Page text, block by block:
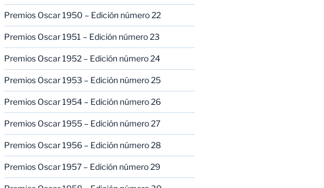
Premios Oscar 1950 – Edición número 22
Premios Oscar 1951 – Edición número 23
Premios Oscar 1952 – Edición número 24
Premios Oscar 1953 – Edición número 25
Premios Oscar 1954 – Edición número 26
Premios Oscar 1955 – Edición número 27
Premios Oscar 1956 – Edición número 28
Premios Oscar 1957 – Edición número 29